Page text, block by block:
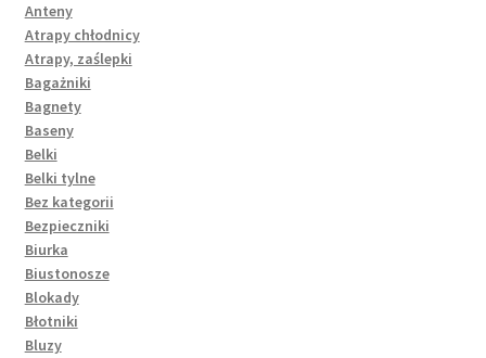
Anteny
Atrapy chłodnicy
Atrapy, zaślepki
Bagażniki
Bagnety
Baseny
Belki
Belki tylne
Bez kategorii
Bezpieczniki
Biurka
Biustonosze
Blokady
Błotniki
Bluzy